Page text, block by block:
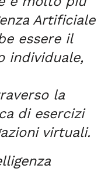
Artificiale
essere il
individuale,
la
di esercizi
virtuali.